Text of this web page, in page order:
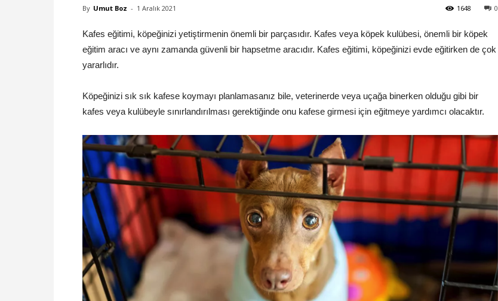
By Umut Boz - 1 Aralık 2021 0
1648
Kafes eğitimi, köpeğinizi yetiştirmenin önemli bir parçasıdır. Kafes veya köpek kulübesi, önemli bir köpek
eğitim aracı ve aynı zamanda güvenli bir hapsetme aracıdır. Kafes eğitimi, köpeğinizi evde eğitirken de çok
yararlıdır.
Köpeğinizi sık sık kafese koymayı planlamasanız bile, veterinerde veya uçağa binerken olduğu gibi bir
kafes veya kulübeyle sınırlandırılması gerektiğinde onu kafese girmesi için eğitmeye yardımcı olacaktır.